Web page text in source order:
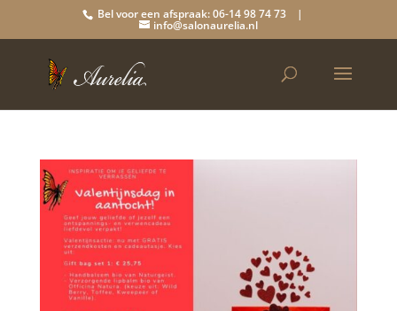
Bel voor een afspraak: 06-14 98 74 73 |
info@salonaurelia.nl